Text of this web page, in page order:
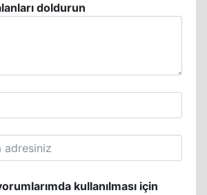
doldurun
kullanılması için